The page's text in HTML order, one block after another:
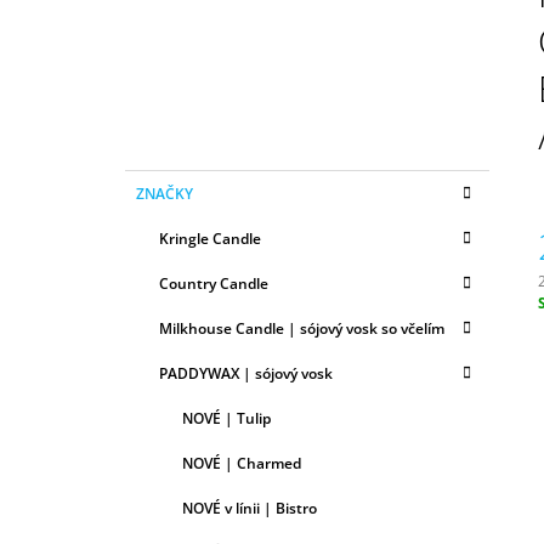
kategórie
K
AZNAČKY
Kringle Candle
Country Candle
Milkhouse Candle | sójový vosk so včelím
PADDYWAX | sójový vosk
NOVÉ | Tulip
NOVÉ | Charmed
NOVÉ v línii | Bistro